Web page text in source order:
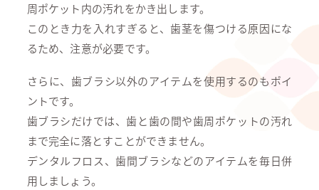
周ポケット内の汚れをかき出します。
このとき力を入れすぎると、歯茎を傷つける原因にな
るため、注意が必要です。
さらに、歯ブラシ以外のアイテムを使用するのもポイ
ントです。
歯ブラシだけでは、歯と歯の間や歯周ポケットの汚れ
まで完全に落とすことができません。
デンタルフロス、歯間ブラシなどのアイテムを毎日併
用しましょう。